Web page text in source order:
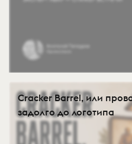
Cracker Barrel, или
задолго до логотипа